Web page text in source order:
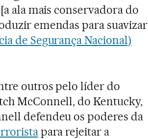
ala mais conservadora do
emendas para suavizar
de Segurança Nacional)
outros pelo líder do
McConnell, do Kentucky,
defendeu os poderes da
para rejeitar a